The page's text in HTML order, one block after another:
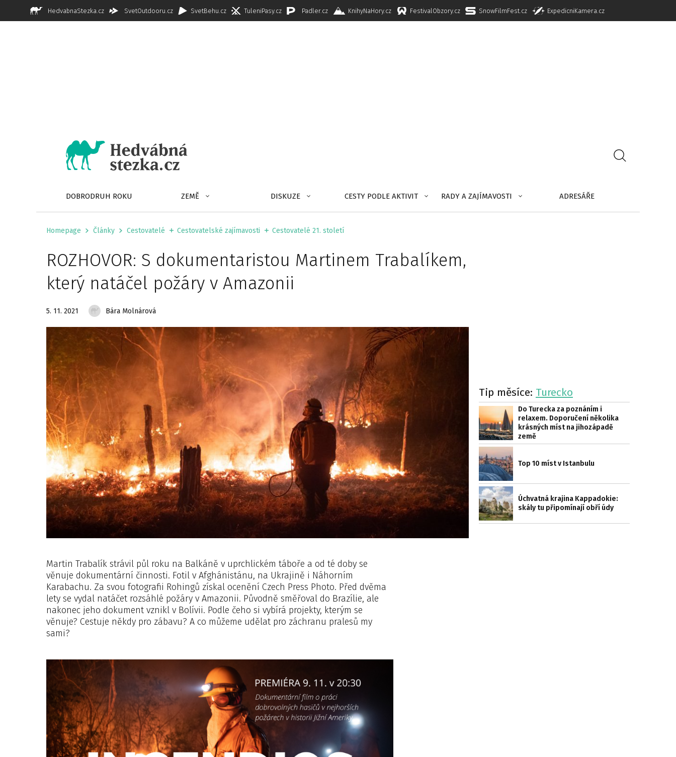
HedvabnaStezka.cz SvetOutdooru.cz SvetBehu.cz TuleniPasy.cz Padler.cz KnihyNaHory.cz FestivalObzory.cz SnowFilmFest.cz ExpedicniKamera.cz
DOBRODRUH ROKU ZEMĚ DISKUZE CESTY PODLE AKTIVIT RADY A ZAJÍMAVOSTI ADRESÁŘE
Homepage Články Cestovatelé Cestovatelské zajímavosti Cestovatelé 21. století
ROZHOVOR: S dokumentaristou Martinem Trabalíkem,
který natáčel požáry v Amazonii
5. 11. 2021 Bára Molnárová
Martin Trabalík strávil půl roku na Balkáně v uprchlickém táboře a od té doby se
věnuje dokumentární činnosti. Fotil v Afghánistánu, na Ukrajině i Náhorním
Karabachu. Za svou fotografii Rohingů získal ocenění Czech Press Photo. Před dvěma
lety se vydal natáčet rozsáhlé požáry v Amazonii. Původně směřoval do Brazílie, ale
nakonec jeho dokument vznikl v Bolívii. Podle čeho si vybírá projekty, kterým se
věnuje? Cestuje někdy pro zábavu? A co můžeme udělat pro záchranu pralesů my
sami?
Tip měsíce: Turecko
Do Turecka za poznáním i
relaxem. Doporučení několika
krásných míst na jihozápadě
země
Top 10 míst v Istanbulu
Úchvatná krajina Kappadokie:
skály tu připomínají obří údy